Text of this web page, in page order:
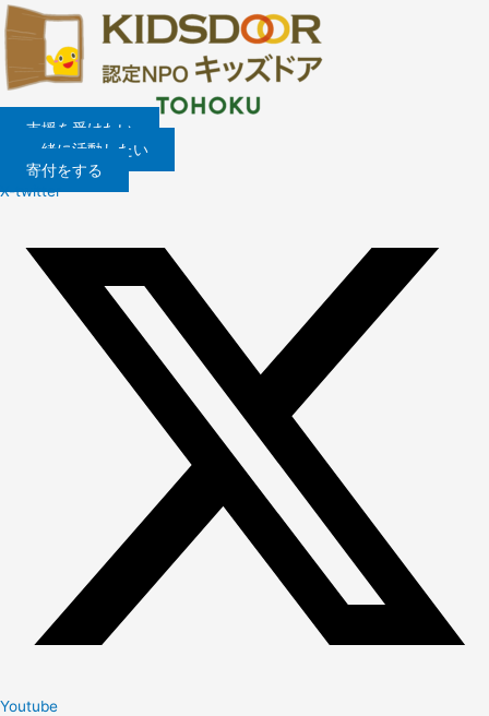
内
容
を
ス
キ
ッ
支援を受けたい
一緒に活動したい
寄付をする
X-twitter
Youtube